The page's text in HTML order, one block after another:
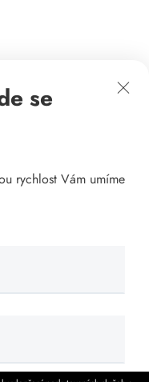
spolehnout.
se
rychlost Vám umíme